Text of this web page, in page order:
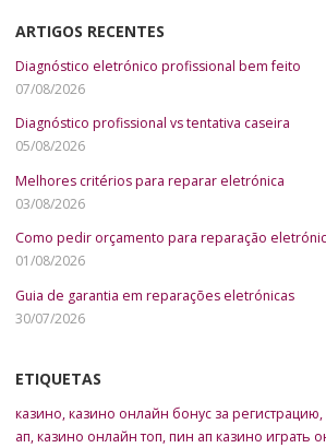
ARTIGOS RECENTES
Diagnóstico eletrónico profissional bem feito
07/08/2026
Diagnóstico profissional vs tentativa caseira
05/08/2026
Melhores critérios para reparar eletrónica
03/08/2026
Como pedir orçamento para reparação
01/08/2026
Guia de garantia em reparações eletrónicas
30/07/2026
ETIQUETAS
казино,казино онлайн бонус за регистрацию,
ап,казино онлайн топ,пин ап казино играть